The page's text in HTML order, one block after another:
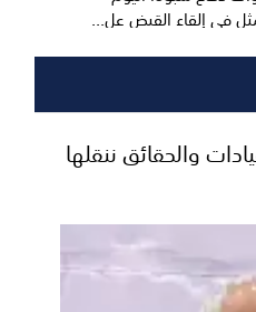
في إلقاء القبض عل...
والحقائق ننقلها